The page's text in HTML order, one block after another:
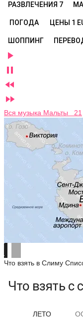
РАЗВЛЕЧЕНИЯ 7
ПОГОДА ЦЕНЫ 1
ШОППИНГ




Вся музыка Мальты 21
Что взять в Слиму
Что взять с
ЛЕТО